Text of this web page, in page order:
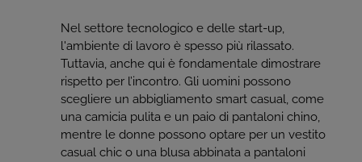
Nel settore tecnologico e delle start-up,
l'ambiente di lavoro è spesso più rilassato.
Tuttavia, anche qui è fondamentale dimostrare
rispetto per l’incontro. Gli uomini possono
scegliere un abbigliamento smart casual, come
una camicia pulita e un paio di pantaloni chino,
mentre le donne possono optare per un vestito
casual chic o una blusa abbinata a pantaloni